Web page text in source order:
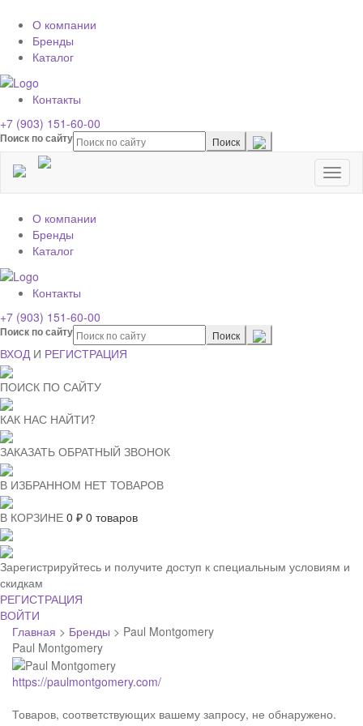
О компании
Бренды
Каталог
Контакты
+7 (903) 151-60-00
Поиск по сайту
О компании
Бренды
Каталог
Контакты
+7 (903) 151-60-00
Поиск по сайту
ВХОДИ РЕГИСТРАЦИЯ
ПОИСК ПО САЙТУ
КАК НАС НАЙТИ?
ЗАКАЗАТЬ ОБРАТНЫЙ ЗВОНОК
В ИЗБРАННОМ НЕТ ТОВАРОВ
В КОРЗИНЕ 0 ₽ 0 товаров
Зарегистрируйтесь и получите доступ к специальным условиям и
скидкам
РЕГИСТРАЦИЯ
ВОЙТИ
Главная > Бренды > Paul Montgomery
Paul Montgomery
https://paulmontgomery.com/
Товаров, соответствующих вашему запросу, не обнаружено.